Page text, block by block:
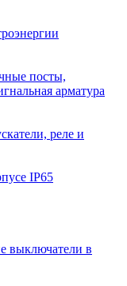
посты,
арматура
реле и
IP65
выключатели в